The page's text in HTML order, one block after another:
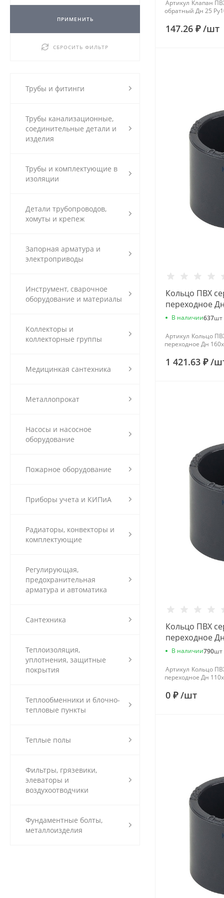
ПРИМЕНИТЬ
СБРОСИТЬ ФИЛЬТР
Трубы и фитинги
Трубы канализационные,
соединительные детали и
изделия
Трубы и комплектующие в
изоляции
Детали трубопроводов,
хомуты и крепеж
Запорная арматура и
электроприводы
Инструмент, сварочное
оборудование и материалы
Коллекторы и
коллекторные группы
Медицинкая сантехника
Металлопрокат
Насосы и насосное
оборудование
Пожарное оборудование
Приборы учета и КИПиА
Радиаторы, конвекторы и
комплектующие
Регулирующая,
предохранительная
арматура и автоматика
Сантехника
Теплоизоляция,
уплотнения, защитные
покрытия
Теплообменники и блочно-
тепловые пункты
Теплые полы
Фильтры, грязевики,
элеваторы и
воздухоотводчики
Фундаментные болты,
металлоизделия
Артикул Клапан
обратный Дн 25
147.26 ₽/шт
Кольцо ПВХ
переходное
напорное
В наличии637шт
Артикул Кольцо
переходное Дн
1 421.63 ₽/
Кольцо ПВХ
переходное
напорное
В наличии790шт
Артикул Кольцо
переходное Дн
0 ₽/шт